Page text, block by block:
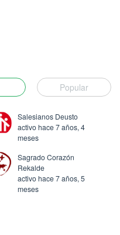
Popular
Salesianos Deusto
activo hace 7 años, 4
meses
Sagrado Corazón
Rekalde
activo hace 7 años, 5
meses